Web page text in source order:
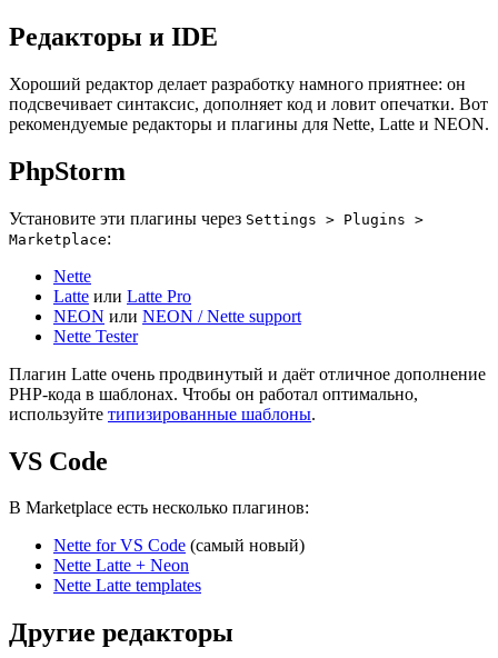
Редакторы и IDE
Хороший редактор делает разработку намного приятнее: он
подсвечивает синтаксис, дополняет код и ловит опечатки. Вот
рекомендуемые редакторы и плагины для Nette, Latte и NEON.
PhpStorm
Установите эти плагины через Settings > Plugins >
Marketplace:
Nette
Latte или Latte Pro
NEON или NEON / Nette support
Nette Tester
Плагин Latte очень продвинутый и даёт отличное дополнение
PHP-кода в шаблонах. Чтобы он работал оптимально,
используйте типизированные шаблоны.
VS Code
В Marketplace есть несколько плагинов:
Nette for VS Code (самый новый)
Nette Latte + Neon
Nette Latte templates
Другие редакторы